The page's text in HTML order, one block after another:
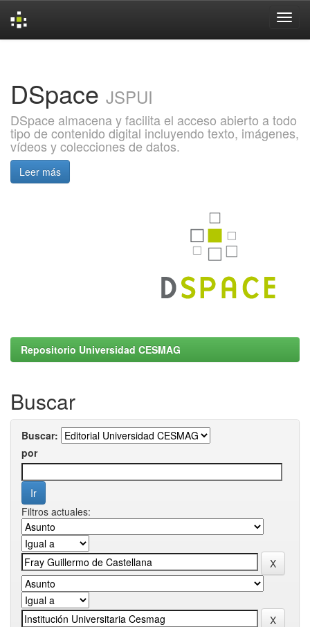
DSpace JSPUI
DSpace almacena y facilita el acceso abierto a todo
tipo de contenido digital incluyendo texto, imágenes,
vídeos y colecciones de datos.
Leer más
Repositorio Universidad CESMAG
Buscar
Buscar:
por
Filtros actuales: